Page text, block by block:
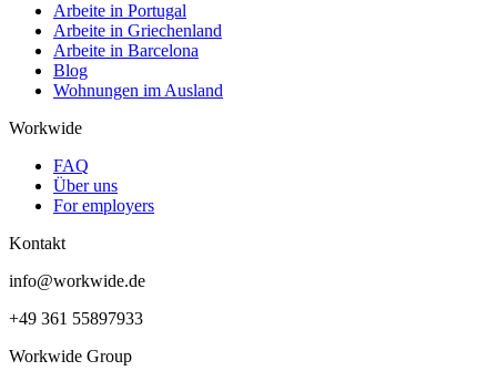
Arbeite in Portugal
Arbeite in Griechenland
Arbeite in Barcelona
Blog
Wohnungen im Ausland
Workwide
FAQ
Über uns
For employers
Kontakt
info@workwide.de
+49 361 55897933
Workwide Group